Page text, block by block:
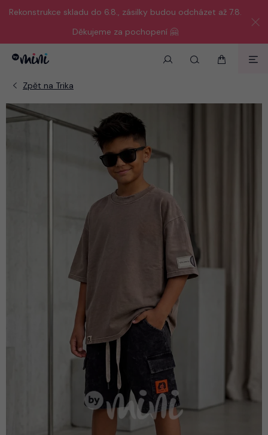
Rekonstrukce skladu do 6.8., zásilky budou odcházet až 7.8.
Děkujeme za pochopení 🤗